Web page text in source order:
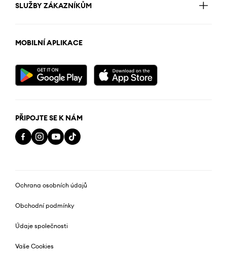
SLUŽBY ZÁKAZNÍKŮM
MOBILNÍ APLIKACE
PŘIPOJTE SE K NÁM
Ochrana osobních údajů
Obchodní podmínky
Údaje společnosti
Vaše Cookies